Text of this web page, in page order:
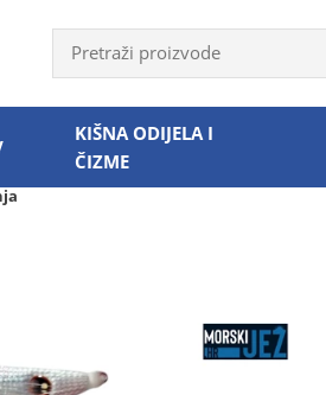
KIŠNA ODIJELA I
ČIZME